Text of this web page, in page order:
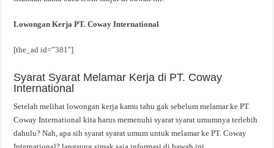
Lowongan Kerja PT. Coway International
[the_ad id=”381″]
Syarat Syarat Melamar Kerja di PT. Coway
International
Setelah melihat lowongan kerja kamu tahu gak sebelum melamar ke PT.
Coway International kita harus memenuhi syarat syarat umumnya terlebih
dahulu? Nah, apa sih syarat syarat umum untuk melamar ke PT. Coway
International? langsung simak saja informasi di bawah ini.